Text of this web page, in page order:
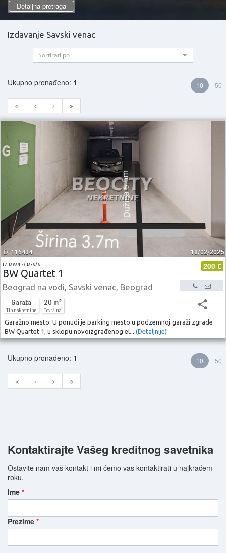
Detaljna pretraga
Izdavanje Savski venac
Sortirati po
Ukupno pronađeno: 1 10 50
ID: 116434 18/02/2025
IZDAVANJE/GARAŽA
BW Quartet 1
200 €
Beograd na vodi, Savski venac, Beograd
Garaža
Tip nekretnine
20 m²
Površina
Garažno mesto. U ponudi je parking mesto u podzemnoj garaži zgrade
BW Quartet 1, u sklopu novoizgrađenog el... (Detaljnije)
Ukupno pronađeno: 1 10 50
Kontaktirajte Vašeg kreditnog savetnika
Ostavite nam vaš kontakt i mi ćemo vas kontaktirati u najkraćem
roku.
Ime *
Prezime *